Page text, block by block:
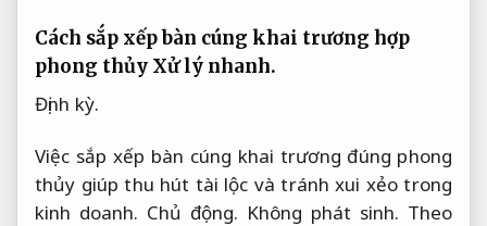
Cách sắp xếp bàn cúng khai trương hợp
phong thủy Xử lý nhanh.
Định kỳ.
Việc sắp xếp bàn cúng khai trương đúng phong
thủy giúp thu hút tài lộc và tránh xui xẻo trong
kinh doanh. Chủ động. Không phát sinh. Theo